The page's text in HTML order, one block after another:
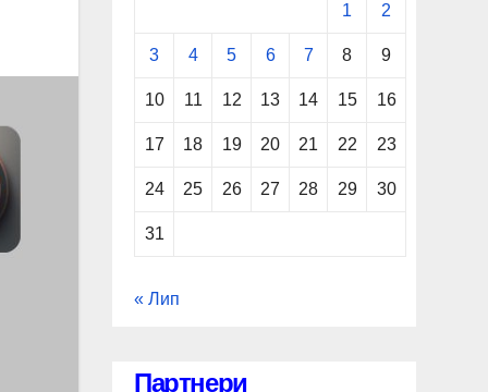
1 2
3 4 5 6 7 8 9
10 11 12 13 14 15 16
17 18 19 20 21 22 23
24 25 26 27 28 29 30
31
« Лип
Партнери